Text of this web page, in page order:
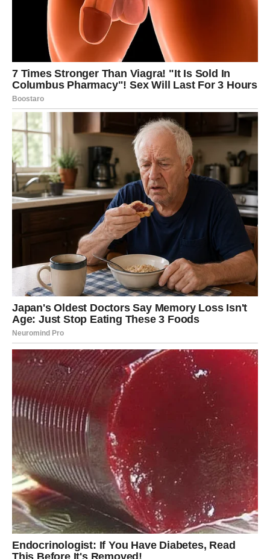
Jedan od zanimljivih kućnih trikova uključuje plastičnu
bocu s uljem, u koju se stavlja mamac. Miš ulazi, ali se
zbog klizavosti ne može vratiti. Ova metoda ne ubija
životinju, pa je pogodna za one koji žele humano riješiti
problem i pustiti miša na sigurno mjesto van
doma.Također, mirisni sapuni, naročito oni s mentolom,
mogu djelovati kao repelent. Njihova prisutnost u blizini
prozora, vrata i pukotina dodatno obeshrabruje ulazak
glodavaca. Na mjestima gdje su prolazi već primijećeni,
može se koristiti i soda bikarbona – iako je to sredstvo
koje uzrokuje smrt, mora se primijeniti pažljivo ako imate
kućne ljubimce. Preporučuje se koristiti zatvorene posude
koje omogućavaju pristup samo glodavcima.
Od modernih tehnoloških rješenja, sve popularniji su
ultrazvučni uređaji. Oni emitiraju frekvencije koje ljudi ne
mogu čuti, ali koje izazivaju nelagodu kod glodavaca,
tjerajući ih iz prostora. Važno je, međutim, znati da glodavci
s vremenom mogu razviti otpornost na određene
frekvencije, pa se ovi uređaji preporučuju kao dodatna, a ne
jedina mjera.Ništa ne odvraća miševe tako prirodno kao
mačka. Njihov prirodni predator, mačka svojom
prisutnošću, mirisom pa čak i samo dlakom, djeluje
odbojno na glodavce. Ako nemate ljubimca, možete
iskoristiti mačju dlaku ili mirisne predmete koji simuliraju
prisustvo mačke oko ulaza i pukotina.
Jednostavna, ali korisna smjesa češnjaka i tople vode
može se koristiti kao sprej u prostorijama u kojima